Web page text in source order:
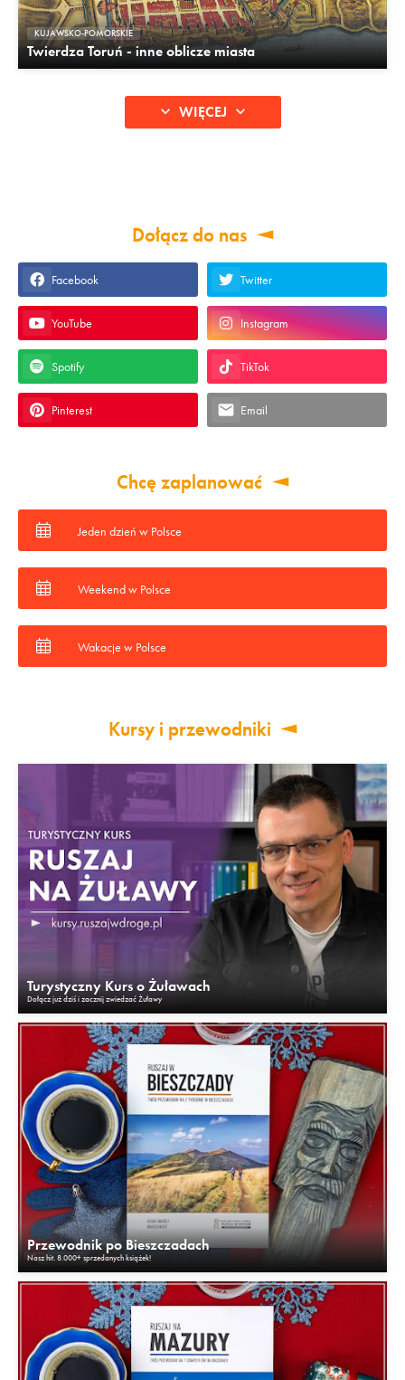
KUJAWSKO-POMORSKIE
Twierdza Toruń - inne oblicze miasta
WIĘCEJ
Dołącz do nas
Facebook Twitter
YouTube Instagram
Spotify TikTok
Pinterest Email
Chcę zaplanować
Jeden dzień w Polsce
Weekend w Polsce
Wakacje w Polsce
Kursy i przewodniki
Turystyczny Kurs o Żuławach
Dołącz już dziś i zacznij zwiedzać Żuławy
Przewodnik po Bieszczadach
Nasz hit. 8.000+ sprzedanych książek!